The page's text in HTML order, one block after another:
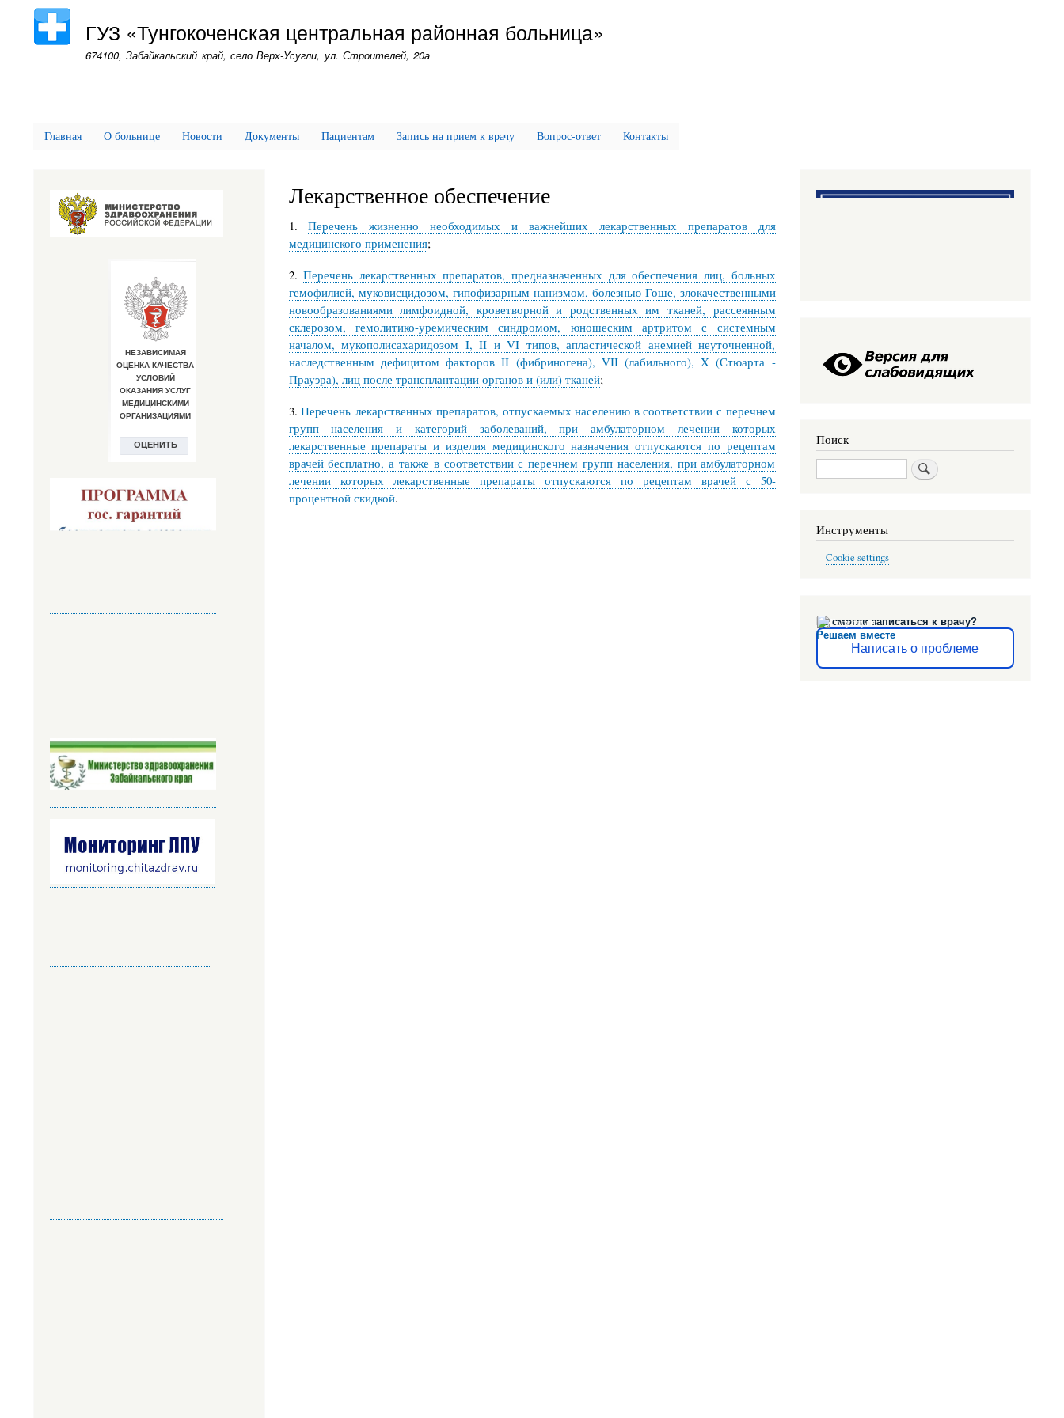
к
основному
ГУЗ «Тунгокоченская центральная районная больница»
674100, Забайкальский край, село Верх-Усугли, ул. Строителей, 20а
Главная О больнице Новости Документы Пациентам Запись на прием к врачу Вопрос-ответ Контакты
Лекарственное обеспечение
1.Перечень жизненно необходимых и важнейших лекарственных препаратов для
медицинского применения;
2.Перечень лекарственных препаратов, предназначенных для обеспечения лиц, больных
гемофилией, муковисцидозом, гипофизарным нанизмом, болезнью Гоше, злокачественными
новообразованиями лимфоидной, кроветворной и родственных им тканей, рассеянным
склерозом, гемолитико-уремическим синдромом, юношеским артритом с системным
началом, мукополисахаридозом I, II и VI типов, апластической анемией неуточненной,
наследственным дефицитом факторов II (фибриногена), VII (лабильного), X (Стюарта -
Прауэра), лиц после трансплантации органов и (или) тканей;
3.Перечень лекарственных препаратов, отпускаемых населению в соответствии с перечнем
групп населения и категорий заболеваний, при амбулаторном лечении которых
лекарственные препараты и изделия медицинского назначения отпускаются по рецептам
врачей бесплатно, а также в соответствии с перечнем групп населения, при амбулаторном
лечении которых лекарственные препараты отпускаются по рецептам врачей с 50-
процентной скидкой.
Поиск
Поиск
Инструменты
Cookie settings
Решаем вместе
Не смогли записаться к врачу?
Написать о проблеме